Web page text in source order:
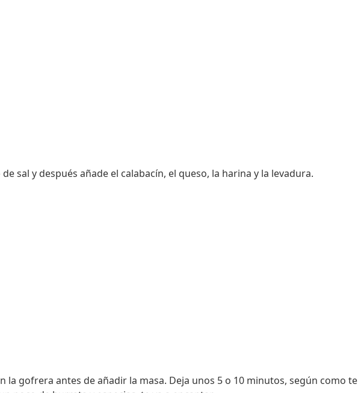
sal y después añade el calabacín, el queso, la harina y la levadura.
la gofrera antes de añadir la masa. Deja unos 5 o 10 minutos, según como te